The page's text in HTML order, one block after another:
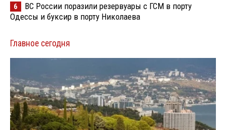
6
ВС России поразили резервуары с ГСМ в порту
Одессы и буксир в порту Николаева
Главное сегодня